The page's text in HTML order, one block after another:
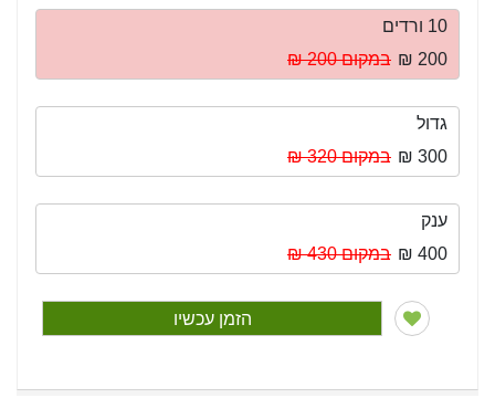
10 ורדים
200 ₪
במקום 200 ₪
גדול
300 ₪
במקום 320 ₪
ענק
400 ₪
במקום 430 ₪
הזמן עכשיו